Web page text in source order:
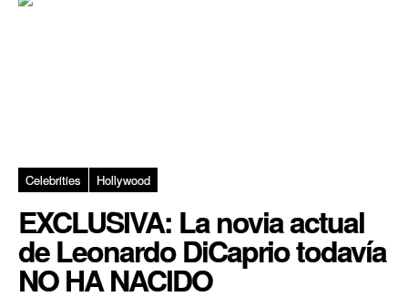
Celebrities Hollywood
EXCLUSIVA: La novia actual
de Leonardo DiCaprio todavía
NO HA NACIDO